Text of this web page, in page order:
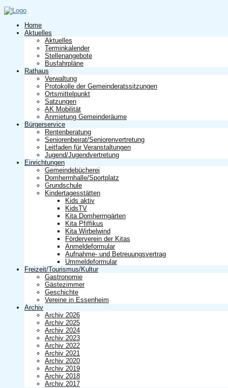
Home
Aktuelles
Aktuelles
Terminkalender
Stellenangebote
Busfahrpläne
Rathaus
Verwaltung
Protokolle der Gemeinderatssitzungen
Ortsmittelpunkt
Satzungen
AK Mobilität
Anmietung Gemeinderäume
Bürgerservice
Rentenberatung
Seniorenbeirat/Seniorenvertretung
Leitfaden für Veranstaltungen
Jugend/Jugendvertretung
Einrichtungen
Gemeindebücherei
Domherrnhalle/Sportplatz
Grundschule
Kindertagesstätten
Kids aktiv
KidsTV
Kita Domherrngärten
Kita Pfiffikus
Kita Wirbelwind
Förderverein der Kitas
Anmeldeformular
Aufnahme- und Betreuungsvertrag
Ummeldeformular
Freizeit/Tourismus/Kultur
Gastronomie
Gästezimmer
Geschichte
Vereine in Essenheim
Archiv
Archiv 2026
Archiv 2025
Archiv 2024
Archiv 2023
Archiv 2022
Archiv 2021
Archiv 2020
Archiv 2019
Archiv 2018
Archiv 2017